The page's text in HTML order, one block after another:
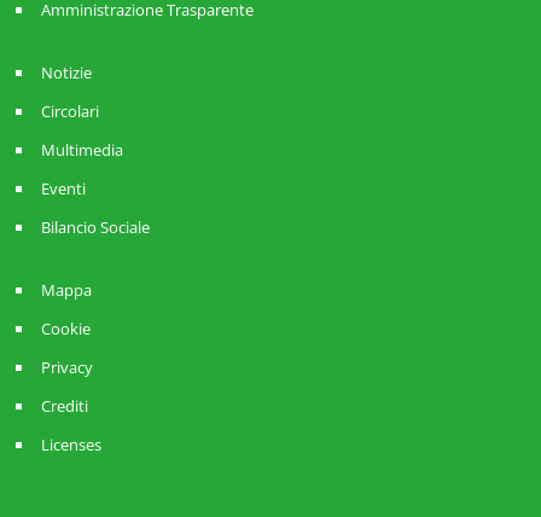
Amministrazione Trasparente
Notizie
Circolari
Multimedia
Eventi
Bilancio Sociale
Mappa
Cookie
Privacy
Crediti
Licenses